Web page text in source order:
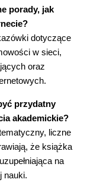
i pozycja
132
134
walki 157
porady, jak
dotyczące
w sieci,
oraz
przydatny
akademickie?
liczne
że książka
na
nauki.